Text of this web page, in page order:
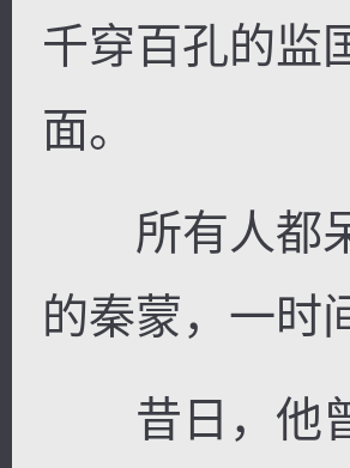
千穿百孔的监
面。
所有人都呆
的秦蒙，一时
昔日，他曾